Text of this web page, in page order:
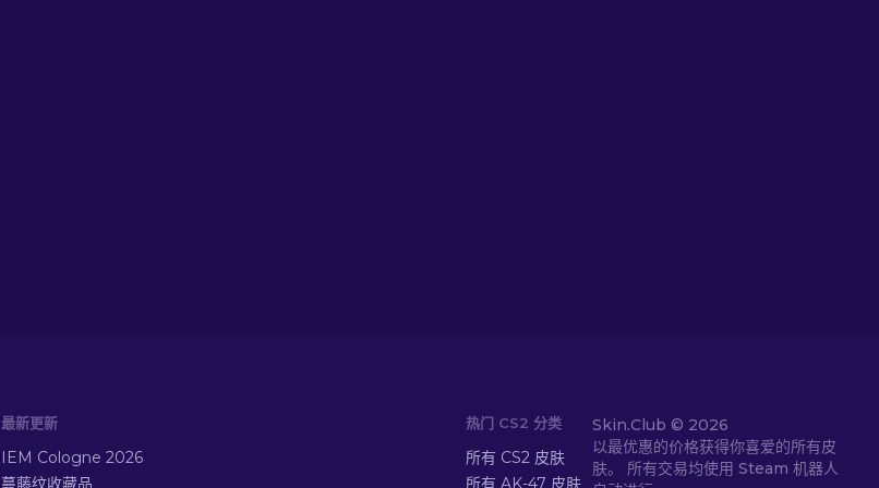
最新更新
IEM Cologne 2026
蔓藤纹收藏品
热门 CS2 分类
所有 CS2 皮肤
所有 AK-47 皮肤
Skin.Club © 2026
以最优惠的价格获得你喜爱的所有皮
肤。 所有交易均使用 Steam 机器人